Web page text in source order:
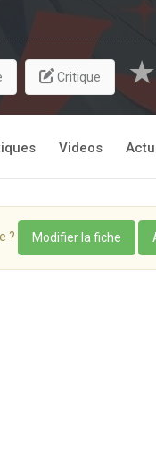
Critique ★
Videos Actu
? Modifier la fiche